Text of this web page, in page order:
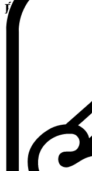
Évoluez vers
Contactez un expert